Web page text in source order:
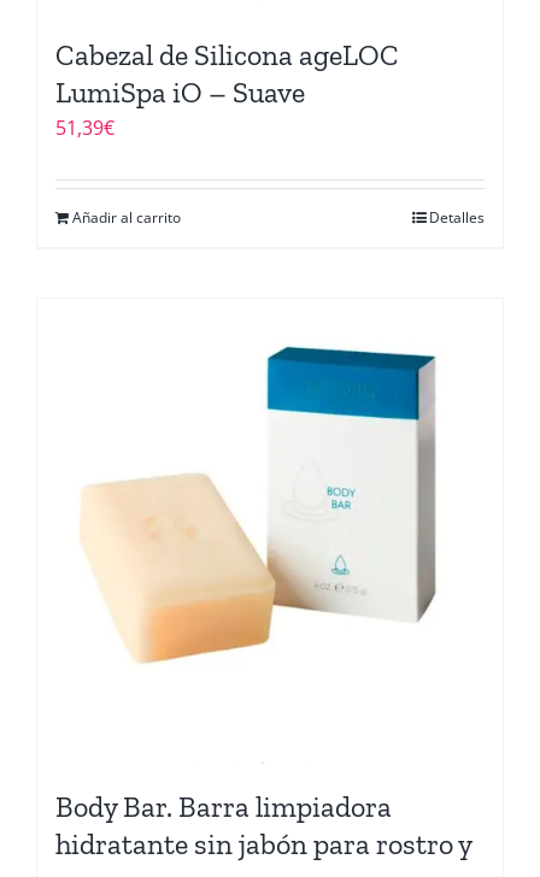
Cabezal de Silicona ageLOC
LumiSpa iO – Suave
51,39€
Añadir al carrito Detalles
Body Bar. Barra limpiadora
hidratante sin jabón para rostro y